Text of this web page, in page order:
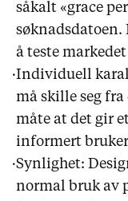
såkalt «grace
å teste
·Individuell
må skille seg
måte at det gir
informert
·Synlighet:
normal bruk av